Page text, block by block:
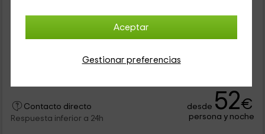
Aceptar
Gestionar preferencias
0 opiniones
9 habitaciones
Está situado a 0.5Km de la zona costera. La playa más
Contacto directo
Respuesta inferior a 24h
desde 52€
persona y noche